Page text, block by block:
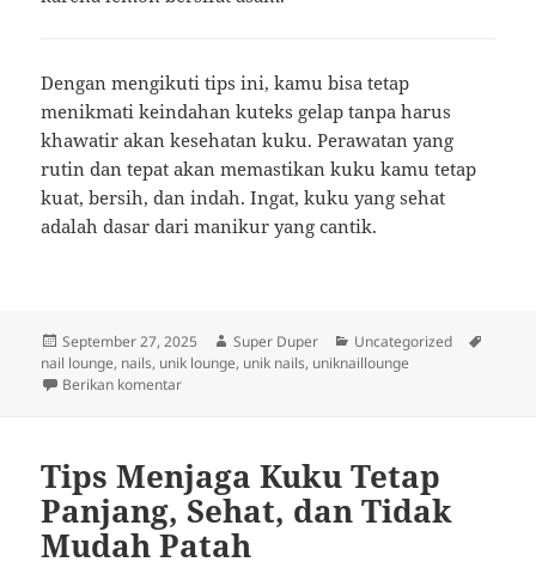
Dengan mengikuti tips ini, kamu bisa tetap
menikmati keindahan kuteks gelap tanpa harus
khawatir akan kesehatan kuku. Perawatan yang
rutin dan tepat akan memastikan kuku kamu tetap
kuat, bersih, dan indah. Ingat, kuku yang sehat
adalah dasar dari manikur yang cantik.
Diposkan
pada
September 27, 2025 Penulis
Super Duper Kategori
Uncategorized
nail lounge, nails, unik lounge, unik nails, uniknaillounge
Berikan komentaruntuk Cara Merawat Kuku Setelah Menggunakan
Tips Menjaga Kuku Tetap
Panjang, Sehat, dan Tidak
Mudah Patah